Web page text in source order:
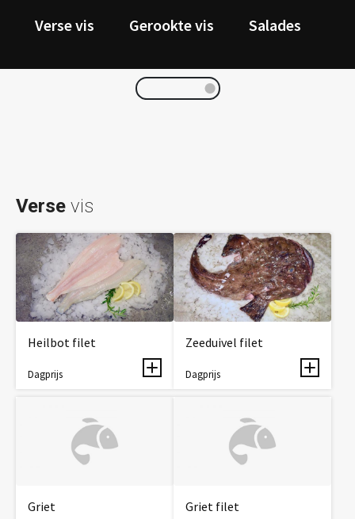
Verse vis Gerookte vis Salades
Verse vis
Heilbot filet
Dagprijs
Zeeduivel filet
Dagprijs
Griet Griet filet